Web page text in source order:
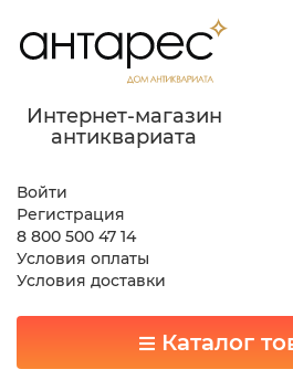
Интернет-магазин
антиквариата
Войти
Регистрация
8 800 500 47 14
Условия оплаты
Условия доставки
Каталог